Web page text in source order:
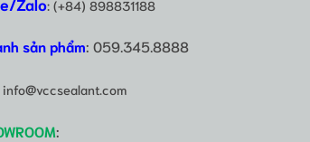
: (+84) 898831188
sản phẩm: 059.345.8888
info@vccsealant.com
: